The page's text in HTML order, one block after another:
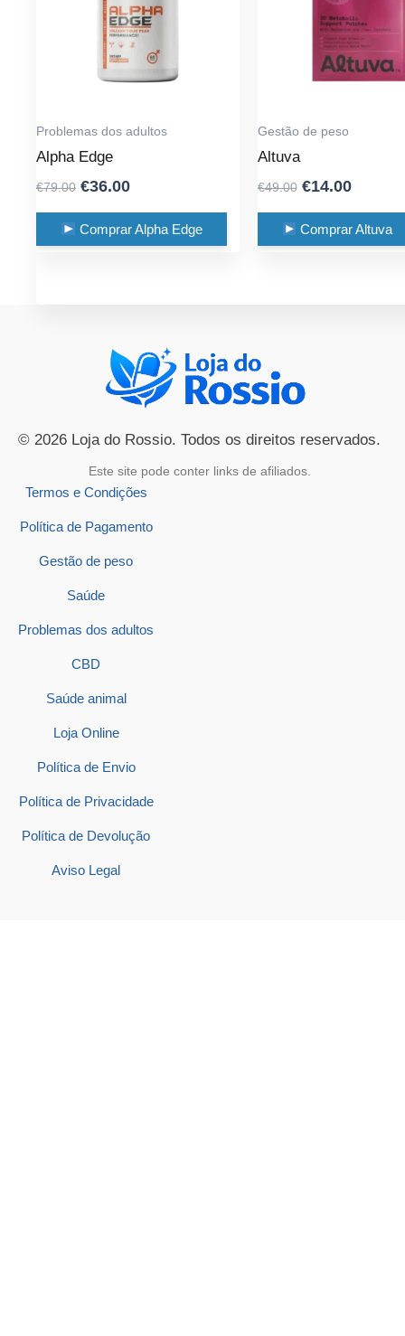
Problemas dos adultos
Alpha Edge
€79.00 Original
was:
€79.00.
€36.00Current
is:
€36.00.
Comprar Alpha Edge
Gestão de peso
Altuva
€49.00 Original
was:
€49.00.
€14.00
is:
€14.00.
Comprar Altuva
© 2026 Loja do Rossio. Todos os direitos reservados.
Este site pode conter links de afiliados.
Termos e Condições
Política de Pagamento
Gestão de peso
Saúde
Problemas dos adultos
CBD
Saúde animal
Loja Online
Política de Envio
Política de Privacidade
Política de Devolução
Aviso Legal